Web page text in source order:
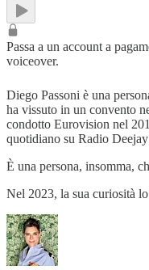
Passa a un account a
voiceover.
Diego Passoni è una
ha vissuto in un convento
condotto Eurovision nel
quotidiano su Radio
È una persona, insomma,
Nel 2023, la sua curiosità